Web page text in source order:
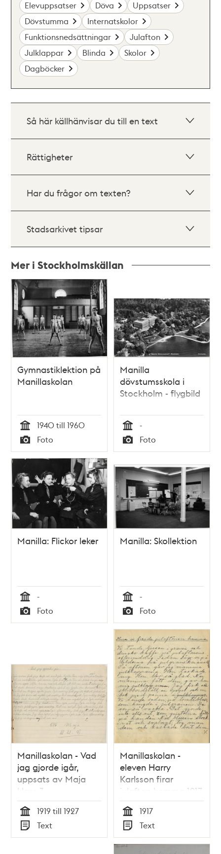
Elevuppsatser Döva
Uppsatser
Dövstumma
Internatskolor
Funktionsnedsättningar
Julafton
Julklappar
Blinda
Skolor
Dagböcker
Så här källhänvisar du till en text
Rättigheter
Har du frågor om texten?
Stadsarkivet tipsar
Mer i Stockholmskällan
Relaterade
poster
och
teman
Gymnastiklektion på
Manillaskolan
Tid
1940 till 1960
Typ
Foto
Manilla
dövstumsskola i
Stockholm - flygbild
Tid
-
Typ
Foto
Manilla: Flickor leker
Tid
-
Typ
Foto
Manilla: Skollektion
Tid
-
Typ
Foto
Manillaskolan - Vad
jag gjorde igår,
uppsats av Maja
klass 3
Tid
1919 till 1927
Typ
Text
Manillaskolan -
eleven Harry
Karlsson firar
julafton hemma 1917
Tid
1917
Typ
Text